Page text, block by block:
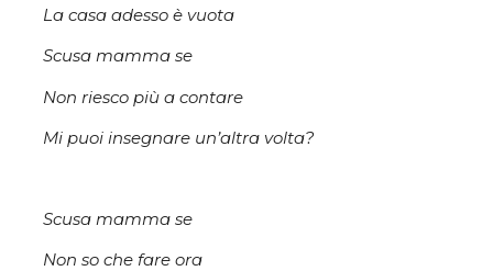
La casa adesso è vuota
Scusa mamma se
Non riesco più a contare
Mi puoi insegnare un’altra volta?
Scusa mamma se
Non so che fare ora